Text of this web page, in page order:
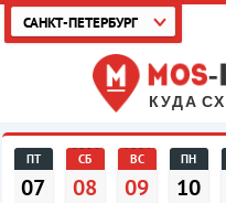
КУДА
САНКТ-ПЕТЕРБУРГ
ПТ
07
СБ
08
ВС
09
ПН
10